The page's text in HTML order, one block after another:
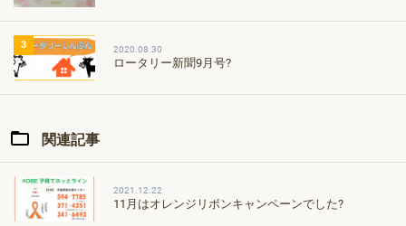
3 2020.08.30
ロータリー新聞9月号?
関連記事
2021.12.22
11月はオレンジリボンキャンペーンでした?